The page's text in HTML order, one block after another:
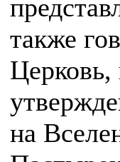
также
Церковь,
на